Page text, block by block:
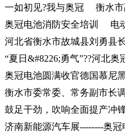
一如初见?我与奥冠
衡水
奥冠电池消防安全培训
电
河北省衡水市故城县刘勇县
“夏日&#8226;勇气”??河北
奥冠电池圆满收官德国慕尼
衡水市委常委、常务副市长
鼓足干劲，吹响全面提产冲
济南新能源汽车展--------奥